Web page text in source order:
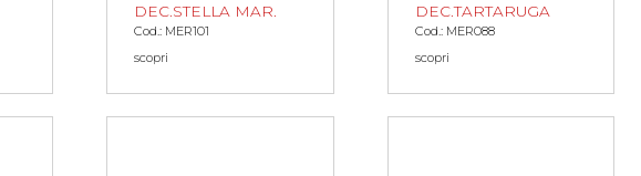
DEC.STELLA MAR.
Cod.: MER101
scopri
DEC.TARTARUGA
Cod.: MER088
scopri